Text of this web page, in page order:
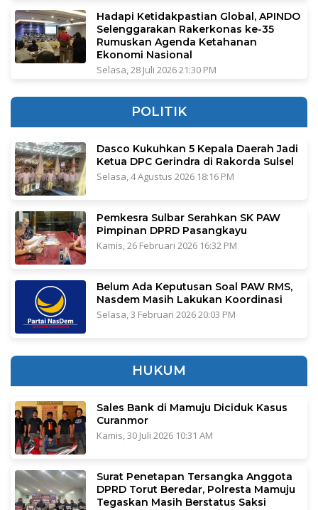
Hadapi Ketidakpastian Global, APINDO
Selenggarakan Rakerkonas ke-35
Rumuskan Agenda Ketahanan
Ekonomi Nasional
Selasa, 28 Juli 2026 21:30 PM
POLITIK
Dasco Kukuhkan 5 Kepala Daerah Jadi
Ketua DPC Gerindra di Rakorda Sulsel
Selasa, 4 Agustus 2026 18:16 PM
Pemkesra Sulbar Serahkan SK PAW
Pimpinan DPRD Pasangkayu
Kamis, 26 Februari 2026 16:32 PM
Belum Ada Keputusan Soal PAW RMS,
Nasdem Masih Lakukan Koordinasi
Selasa, 3 Februari 2026 20:03 PM
HUKUM
Sales Bank di Mamuju Diciduk Kasus
Curanmor
Kamis, 30 Juli 2026 10:31 AM
Surat Penetapan Tersangka Anggota
DPRD Torut Beredar, Polresta Mamuju
Tegaskan Masih Berstatus Saksi